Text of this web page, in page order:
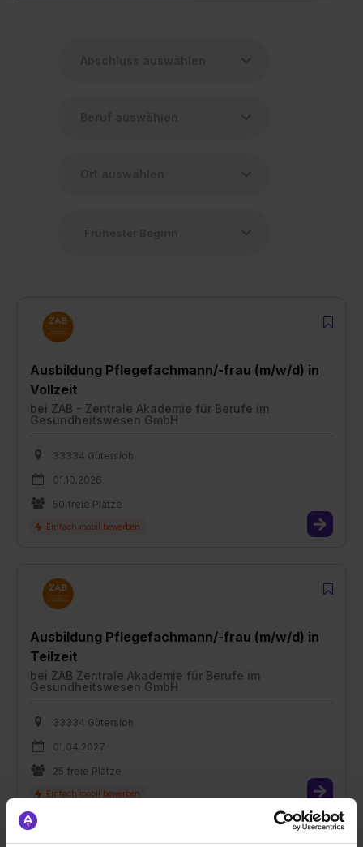
Ausbildung Pflegefachmann/-frau (m/w/d) in
Vollzeit
bei ZAB - Zentrale Akademie für Berufe im
Gesundheitswesen GmbH
33334 Gütersloh
01.10.2026
50 freie Plätze
Ausbildung Pflegefachmann/-frau (m/w/d) in
Teilzeit
bei ZAB Zentrale Akademie für Berufe im
Gesundheitswesen GmbH
33334 Gütersloh
01.04.2027
25 freie Plätze